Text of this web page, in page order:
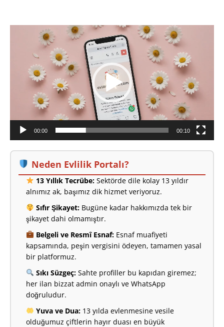
00:00 00:10
Neden Evlilik Portalı?
13 Yıllık Tecrübe:Sektörde dile kolay 13 yıldır
alnımız ak, başımız dik hizmet veriyoruz.
Sıfır Şikayet:Bugüne kadar hakkımızda tek bir
şikayet dahi olmamıştır.
Belgeli ve Resmî Esnaf:Esnaf muafiyeti
kapsamında, peşin vergisini ödeyen, tamamen yasal
bir platformuz.
Sıkı Süzgeç:Sahte profiller bu kapıdan giremez;
her ilan bizzat admin onaylı ve WhatsApp
doğruludur.
Yuva ve Dua:13 yılda evlenmesine vesile
olduğumuz çiftlerin hayır duası en büyük